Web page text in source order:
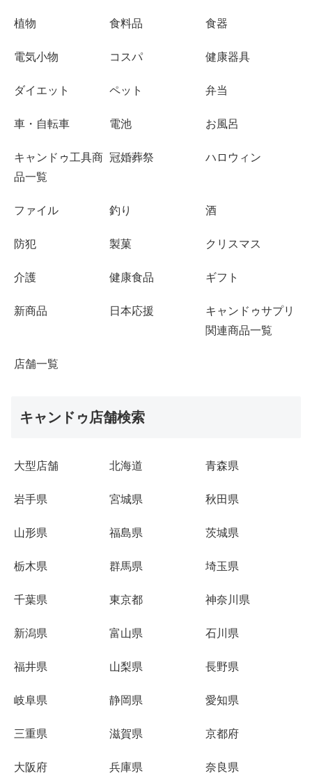
植物 食料品 食器
電気小物 コスパ 健康器具
ダイエット ペット 弁当
車・自転車 電池 お風呂
キャンドゥ工具商
品一覧
冠婚葬祭 ハロウィン
ファイル 釣り 酒
防犯 製菓 クリスマス
介護 健康食品 ギフト
新商品 日本応援
キャンドゥサプリ
関連商品一覧
店舗一覧
キャンドゥ店舗検索
大型店舗 北海道 青森県
岩手県 宮城県 秋田県
山形県 福島県 茨城県
栃木県 群馬県 埼玉県
千葉県 東京都 神奈川県
新潟県 富山県 石川県
福井県 山梨県 長野県
岐阜県 静岡県 愛知県
三重県 滋賀県 京都府
大阪府 兵庫県 奈良県